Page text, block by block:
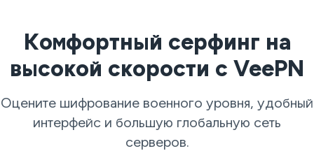
Комфортный серфинг на
высокой скорости с VeePN
Оцените шифрование военного уровня, удобный
интерфейс и большую глобальную сеть
серверов.